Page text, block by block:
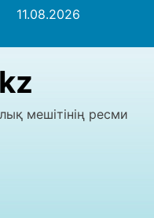
11.08.2026
мешітінің ресми